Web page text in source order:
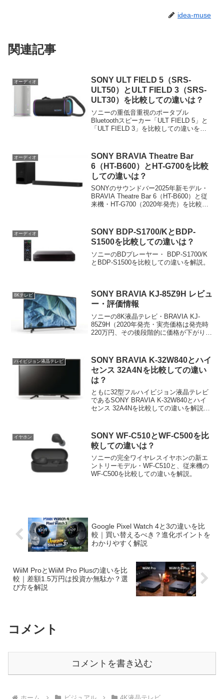
idea-muse
関連記事
オーディオ
SONY ULT FIELD 5（SRS-
ULT50）とULT FIELD 3（SRS-
ULT30）を比較しての違いは？
ソニーの重低音重視のポータブル
Bluetoothスピーカー「ULT FIELD 5」と
「ULT FIELD 3」を比較しての違いを解
オーディオ
SONY BRAVIA Theatre Bar
6（HT-B600）とHT-G700を比較
しての違いは？
SONYのサウンドバー2025年新モデル・
BRAVIA Theatre Bar 6（HT-B600）と従
来機・HT-G700（2020年発売）を比較し
ばよいかも案内します。
オーディオ
SONY BDP-S1700/KとBDP-
S1500を比較しての違いは？
ソニーのBDプレーヤー・ BDP-S1700/K
とBDP-S1500を比較しての違いを解説。
8Kテレビ
SONY BRAVIA KJ-85Z9H レビュ
ー・評価情報
ソニーの8K液晶テレビ・BRAVIA KJ-
85Z9H（2020年発売・実売価格は発売時
220万円、その後段階的に価格が下がり、
察。
ハイビジョン液晶テレビ
SONY BRAVIA K-32W840とハイ
センス 32A4Nを比較しての違い
は？
ともに32型フルハイビジョン液晶テレビ
であるSONY BRAVIA K-32W840とハイ
センス 32A4Nを比較しての違いを解説。
イヤホン
SONY WF-C510とWF-C500を比
較しての違いは？
ソニーの完全ワイヤレスイヤホンの新エ
ントリーモデル・WF-C510と、従来機の
WF-C500を比較しての違いを解説。
Google Pixel Watch 4と3の違いを比
較｜買い替えるべき？進化ポイントを
わかりやすく解説
WiiM ProとWiiM Pro Plusの違いを比
較｜差額1.5万円は投資か無駄か？選
び方を解説
コメント
コメントを書き込む